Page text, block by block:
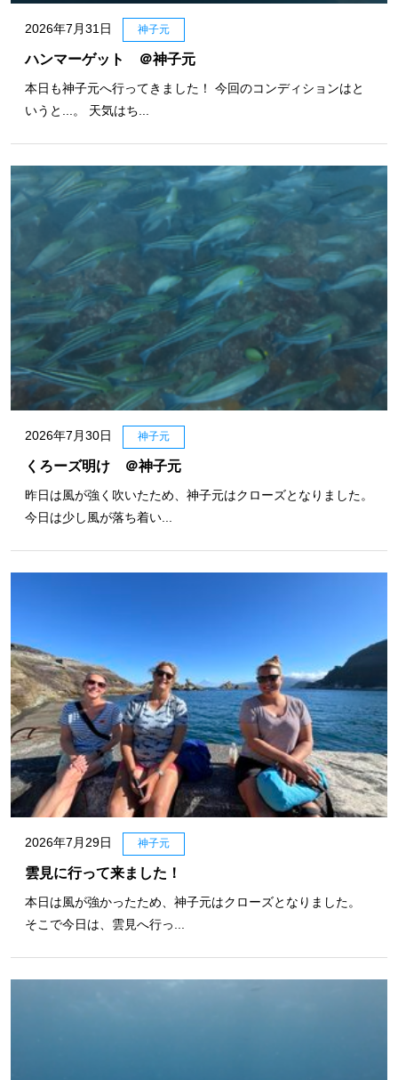
2026年7月31日 神子元
ハンマーゲット ＠神子元
本日も神子元へ行ってきました！ 今回のコンディションはと
いうと...。 天気はち...
2026年7月30日 神子元
くろーズ明け ＠神子元
昨日は風が強く吹いたため、神子元はクローズとなりました。
今日は少し風が落ち着い...
2026年7月29日 神子元
雲見に行って来ました！
本日は風が強かったため、神子元はクローズとなりました。
そこで今日は、雲見へ行っ...